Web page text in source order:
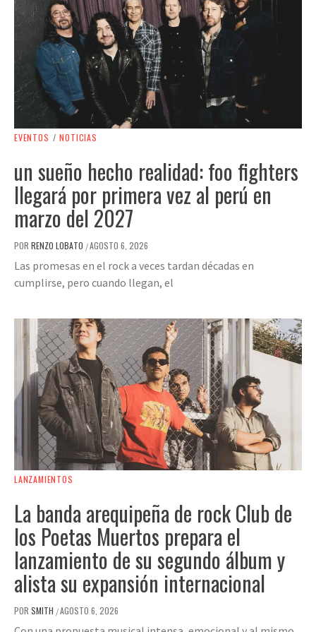
EVENTOS / NOTICIAS
un sueño hecho realidad: foo fighters
llegará por primera vez al perú en
marzo del 2027
POR RENZO LOBATO /AGOSTO 6, 2026
Las promesas en el rock a veces tardan décadas en
cumplirse, pero cuando llegan, el
LANZAMIENTOS
La banda arequipeña de rock Club de
los Poetas Muertos prepara el
lanzamiento de su segundo álbum y
alista su expansión internacional
POR SMITH /AGOSTO 6, 2026